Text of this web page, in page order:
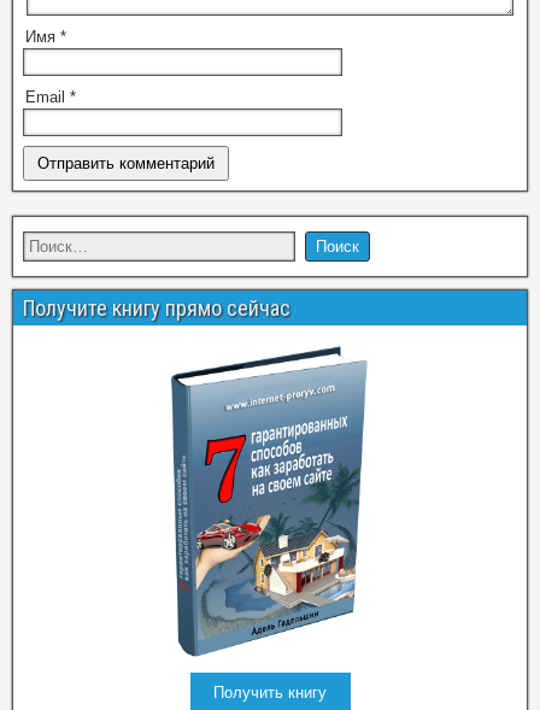
Имя *
Email *
Получите книгу прямо сейчас
Получить книгу